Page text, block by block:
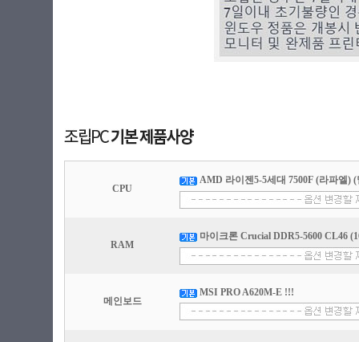
CPU
AMD 라이젠5-5세대 7500F (라파엘)
RAM
마이크론 Crucial DDR5-5600 CL46
메인보드
MSI PRO A620M-E !!!